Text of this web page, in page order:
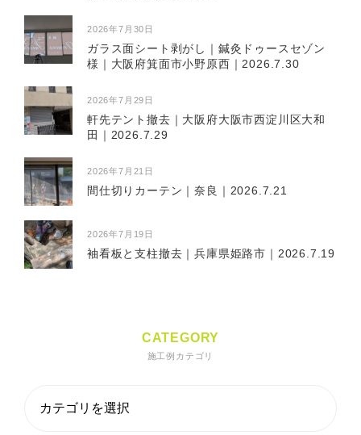
2026年7月30日
ガラス面シート剥がし｜鍼灸ドゥースセゾン
様｜大阪府箕面市小野原西｜2026.7.30
2026年7月29日
軒先テント撤去｜大阪府大阪市西淀川区大和
田｜2026.7.29
2026年7月21日
間仕切りカーテン｜奈良｜2026.7.21
2026年7月19日
袖看板と支柱撤去｜兵庫県姫路市｜2026.7.19
CATEGORY
施工例カテゴリ